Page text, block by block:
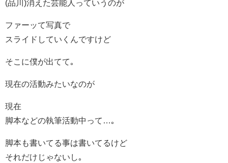
(品川)消えた芸能人っていうのが
ファーッて写真で
スライドしていくんですけど
そこに僕が出てて｡
現在の活動みたいなのが
現在
脚本などの執筆活動中って…｡
脚本も書いてる事は書いてるけど
それだけじゃないし｡